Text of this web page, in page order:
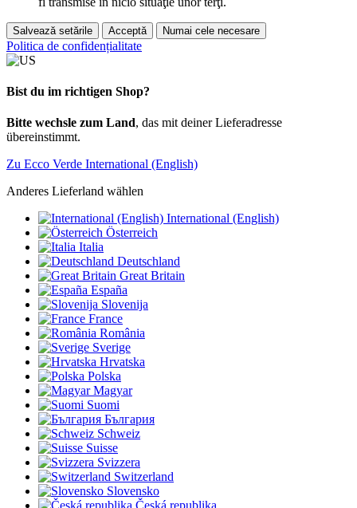
Salvează setările Acceptă Numai cele necesare
Politica de confidențialitate
Bist du im richtigen Shop?
Bitte wechsle zum Land, das mit deiner Lieferadresse
übereinstimmt.
Zu Ecco Verde International (English)
Anderes Lieferland wählen
International (English)
Österreich
Italia
Deutschland
Great Britain
España
Slovenija
France
România
Sverige
Hrvatska
Polska
Magyar
Suomi
България
Schweiz
Suisse
Svizzera
Switzerland
Slovensko